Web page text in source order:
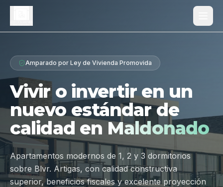
Proyecto
Diferenciales
Tipologías
Galería
Ubicación
Contacto
Amparado por Ley de Vivienda Promovida
Vivir o invertir en un
nuevo estándar de
calidad en Maldonado
Apartamentos modernos de 1, 2 y 3 dormitorios
sobre Blvr. Artigas, con calidad constructiva
superior, beneficios fiscales y excelente proyección